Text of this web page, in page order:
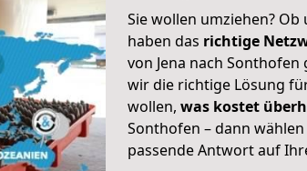
Sie wollen umziehen?
haben das richtige
von Jena nach
wir die richtige Lösung
wollen, was kostet
Sonthofen – dann
passende Antwort auf